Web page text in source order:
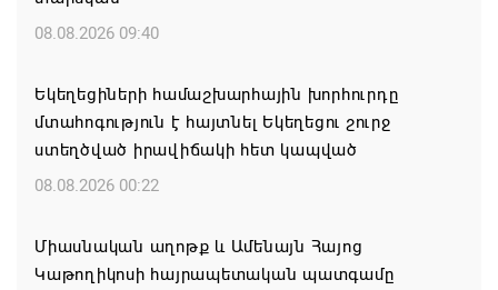
08.08.2026 09:40
Եկեղեցիների համաշխարհային խորհուրդը
մտահոգություն է հայտնել Եկեղեցու շուրջ
ստեղծված իրավիճակի հետ կապված
08.08.2026 00:22
Միասնական աղոթք և Ամենայն Հայոց
Կաթողիկոսի հայրապետական պատգամը